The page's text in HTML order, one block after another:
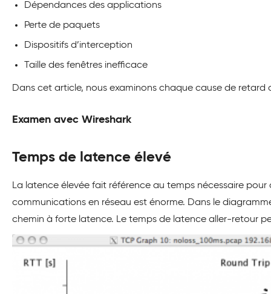
Dépendances des applications
Perte de paquets
Dispositifs d’interception
Taille des fenêtres inefficace
Dans cet article, nous examinons chaque cause de retard
Examen avec Wireshark
Temps de latence élevé
La latence élevée fait référence au temps nécessaire pour
communications en réseau est énorme. Dans le
chemin à forte latence. Le temps de latence aller-retour